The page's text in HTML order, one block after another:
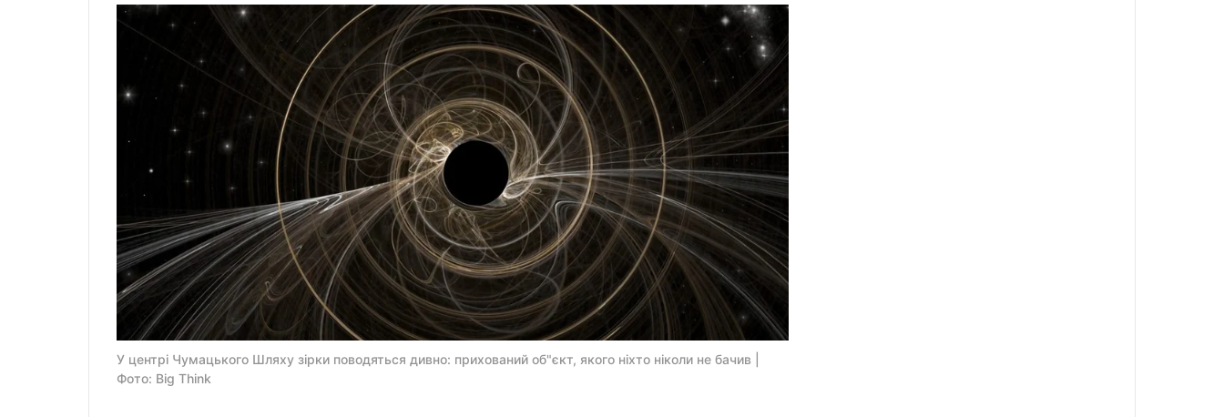
У центрі Чумацького Шляху зірки поводяться дивно: прихований об"єкт, якого ніхто ніколи не бачив |
Фото: Big Think